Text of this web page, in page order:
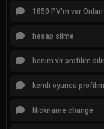
1850 PV'm var
hesap silme
benim vlr profilim
kendi oyuncu
Nickname change